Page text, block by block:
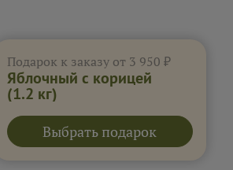
Подарок к заказу от 3 950 ₽
Яблочный с корицей
(1.2 кг)
Выбрать подарок